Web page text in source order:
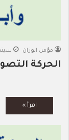
مؤمن الوزان سبتمبر
الحركة